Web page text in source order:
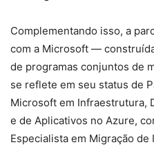
Complementando isso, a
com a Microsoft —
de programas conjuntos de
se reflete em seu status de
Microsoft em Infraestrutura,
e de Aplicativos no Azure,
Especialista em Migração